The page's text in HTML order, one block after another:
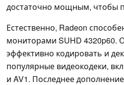
достаточно мощным, чтобы
Естественно, Radeon
мониторами SUHD 4320p60.
эффективно кодировать и
популярные видеокодеки,
и AV1. Последнее